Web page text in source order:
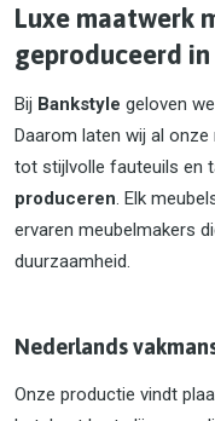
Luxe maatwerk
geproduceerd
Bij Bankstyle geloven
Daarom laten wij al
tot stijlvolle fauteuils en
produceren. Elk
ervaren meubelmakers
duurzaamheid.
Nederlands
Onze productie vindt